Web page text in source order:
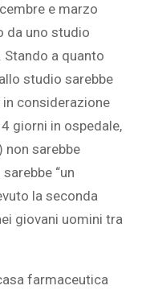
e marzo
da uno studio
a quanto
studio sarebbe
considerazione
giorni in ospedale,
non sarebbe
“un
la seconda
giovani uomini tra
farmaceutica